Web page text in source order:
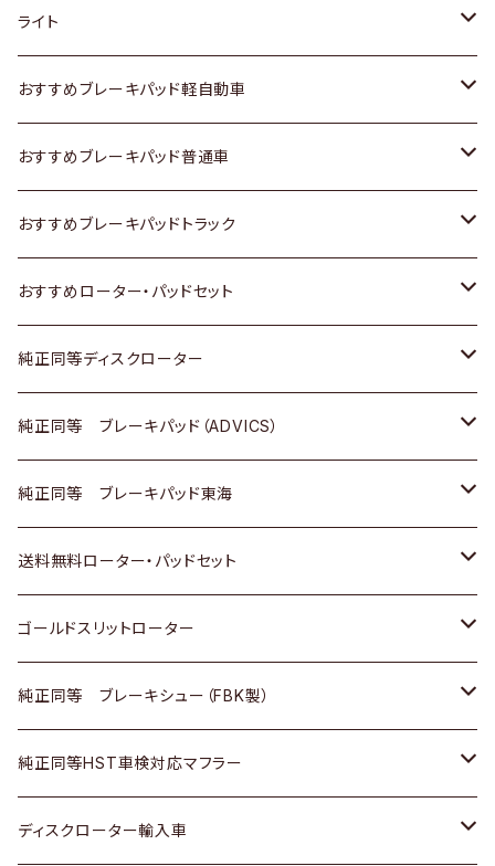
ホンダ
スズキ
日産
いすゞ
ダイハツ
マツダ
三菱
スバル
日野
三菱ふそう
ＢＭＷ
トヨタ
ホンダ
スズキ
日産
いすゞ
ダイハツ
マツダ
三菱
日野
三菱ふそう
ライト
トヨタ
スズキ
日産
いすゞ
ダイハツ
三菱
日野
三菱ふそう
その他
おすすめブレーキパッド軽自動車
トヨタ
ホンダ
スズキ
日産
ダイハツ
マツダ
三菱
スバル
おすすめブレーキパッド普通車
トヨタ
ホンダ
スズキ
日産
いすゞ
ダイハツ
マツダ
三菱
スバル
おすすめブレーキパッドトラック
トヨタ
日産
いすゞ
ダイハツ
マツダ
三菱
おすすめローター・パッドセット
トヨタ
ホンダ
スズキ
日産
ダイハツ
マツダ
三菱
スバル
純正同等ディスクローター
トヨタ
ホンダ
スズキ
日産
いすゞ
ダイハツ
マツダ
純正同等 ブレーキパッド（ADVICS）
トヨタ
ホンダ
スズキ
日産
ダイハツ
マツダ
純正同等 ブレーキパッド東海
トヨタ
ホンダ
日産
いすゞ
ダイハツ
送料無料ローター・パッドセット
トヨタ
ホンダ
スズキ
日産
ゴールドスリットローター
トヨタ
ホンダ
スズキ
純正同等 ブレーキシュー（FBK製）
ホンダ
スズキ
純正同等HST車検対応マフラー
トヨタ
ディスクローター輸入車